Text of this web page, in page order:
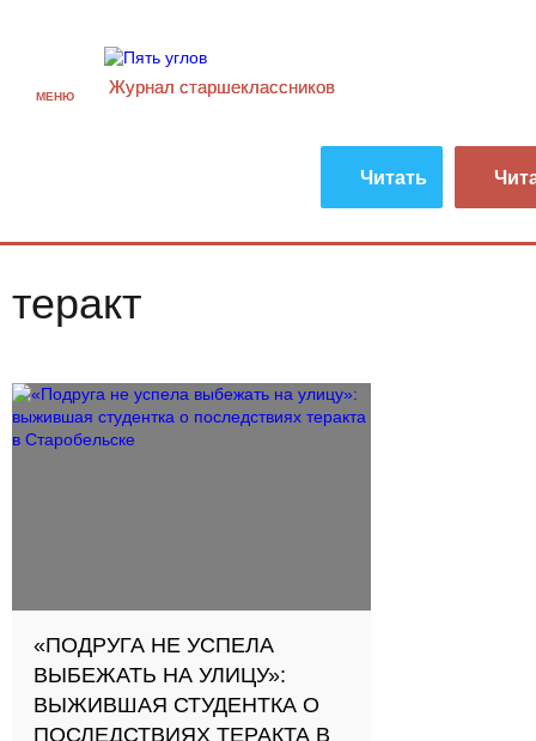
МЕНЮ Журнал старшекласcников
Читать
теракт
«ПОДРУГА НЕ УСПЕЛА
ВЫБЕЖАТЬ НА УЛИЦУ»:
ВЫЖИВШАЯ СТУДЕНТКА О
ПОСЛЕДСТВИЯХ ТЕРАКТА В